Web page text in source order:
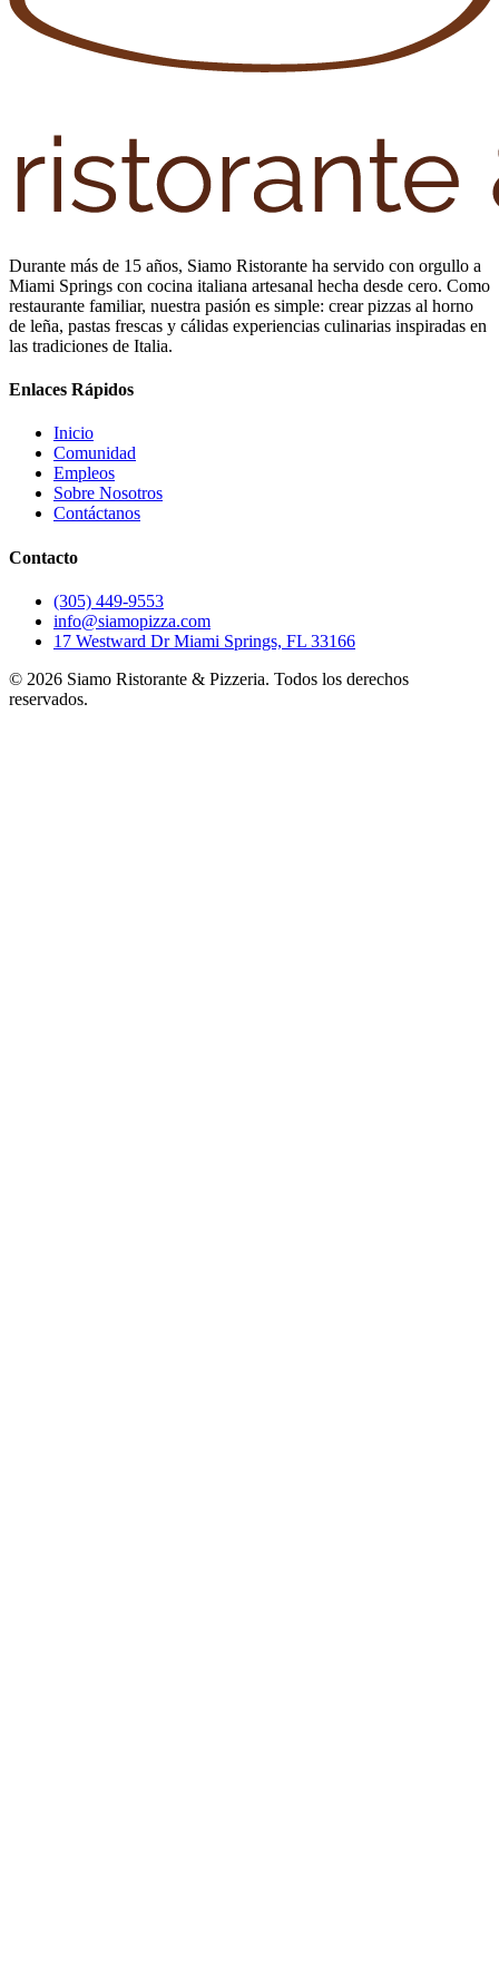
Durante más de 15 años, Siamo Ristorante ha servido con orgullo a
Miami Springs con cocina italiana artesanal hecha desde cero. Como
restaurante familiar, nuestra pasión es simple: crear pizzas al horno
de leña, pastas frescas y cálidas experiencias culinarias inspiradas en
las tradiciones de Italia.
Enlaces Rápidos
Inicio
Comunidad
Empleos
Sobre Nosotros
Contáctanos
Contacto
(305) 449-9553
info@siamopizza.com
17 Westward Dr Miami Springs, FL 33166
© 2026 Siamo Ristorante & Pizzeria. Todos los derechos
reservados.